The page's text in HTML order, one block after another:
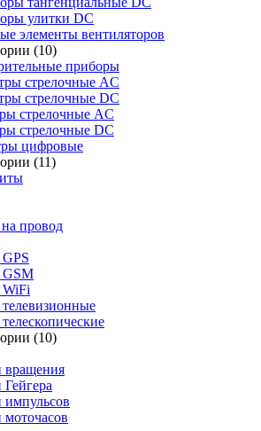
улитки DC
элементы вентиляторов
(10)
приборы
стрелочные AC
стрелочные DC
стрелочные AC
стрелочные DC
цифровые
(11)
провод
(10)
вращения
импульсов